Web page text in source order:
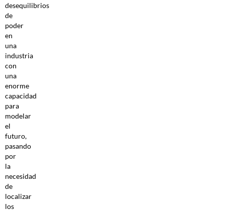
desequilibrios
de
poder
en
una
industria
con
una
enorme
capacidad
para
modelar
el
futuro,
pasando
por
la
necesidad
de
localizar
los